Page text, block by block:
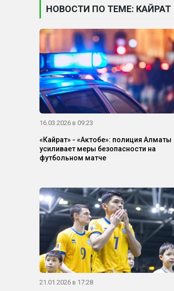
НОВОСТИ ПО ТЕМЕ: КАЙРАТ
16.03.2026 в 09:23
«Кайрат» - «Актобе»: полиция Алматы
усиливает меры безопасности на
футбольном матче
21.01.2026 в 17:28